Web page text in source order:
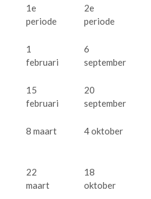
1e
periode
2e
periode
1
februari
6
september
15
februari
20
september
8 maart 4 oktober
22
maart
18
oktober